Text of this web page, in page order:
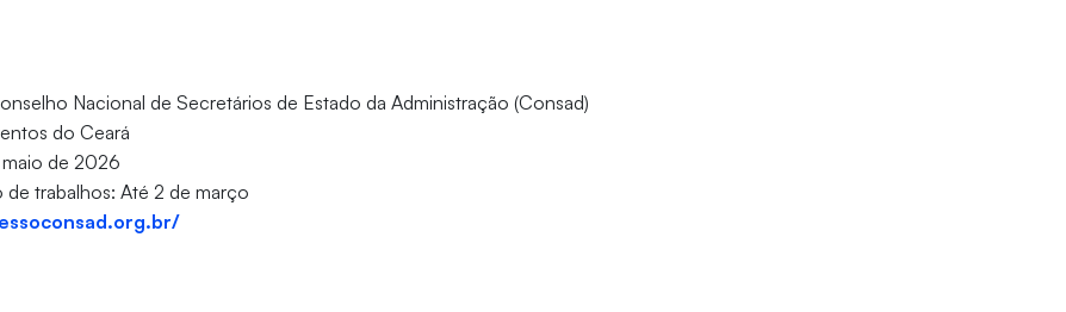
Nacional de Secretários de Estado da Administração (Consad)
do Ceará
maio de 2026
de trabalhos: Até 2 de março